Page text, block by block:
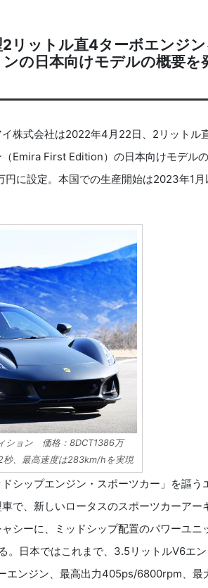
リットル直4ターボエンジ
の日本向けモデルの概要を
株式会社は2022年4月22日、2リットル
Emira First Edition）の日本向けモデル
に設定。本国での生産開始は2023年1月
ション 価格：8DCT1386万
、最高速度は283km/hを実現
シップエンジン・スポーツカー」を謳う
で、新しいロータスのスポーツカーアー
シーに、ミッドシップ配置のパワーユニ
。日本ではこれまで、3.5リットルV6エ
エンジン、最高出力405ps/6800rpm、最